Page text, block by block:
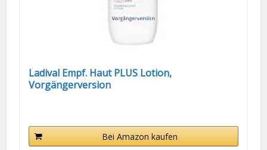
Ladival Empf. Haut PLUS Lotion,
Vorgängerversion
Bei Amazon kaufen